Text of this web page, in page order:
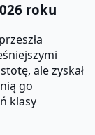
roku
ale zyskał
go
klasy